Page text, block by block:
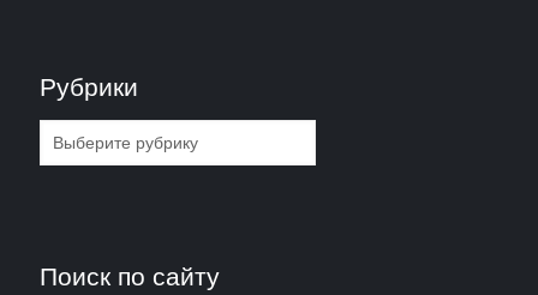
Рубрики
Рубрики
Поиск по сайту